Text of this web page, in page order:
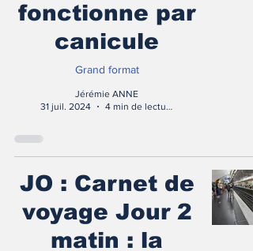
fonctionne par
canicule
Grand format
Jérémie ANNE
31 juil. 2024
4 min de lecture
JO : Carnet de
voyage Jour 2
matin : la